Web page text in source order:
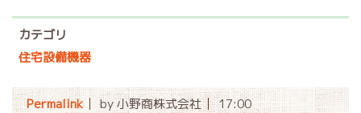
カテゴリ
住宅設備機器
Permalink by 小野商株式会社 17:00